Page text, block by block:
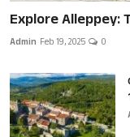
Explore Alleppey:
Admin Feb 19, 2025 0